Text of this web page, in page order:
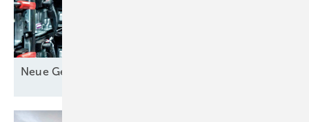
Neue Geschäfte für